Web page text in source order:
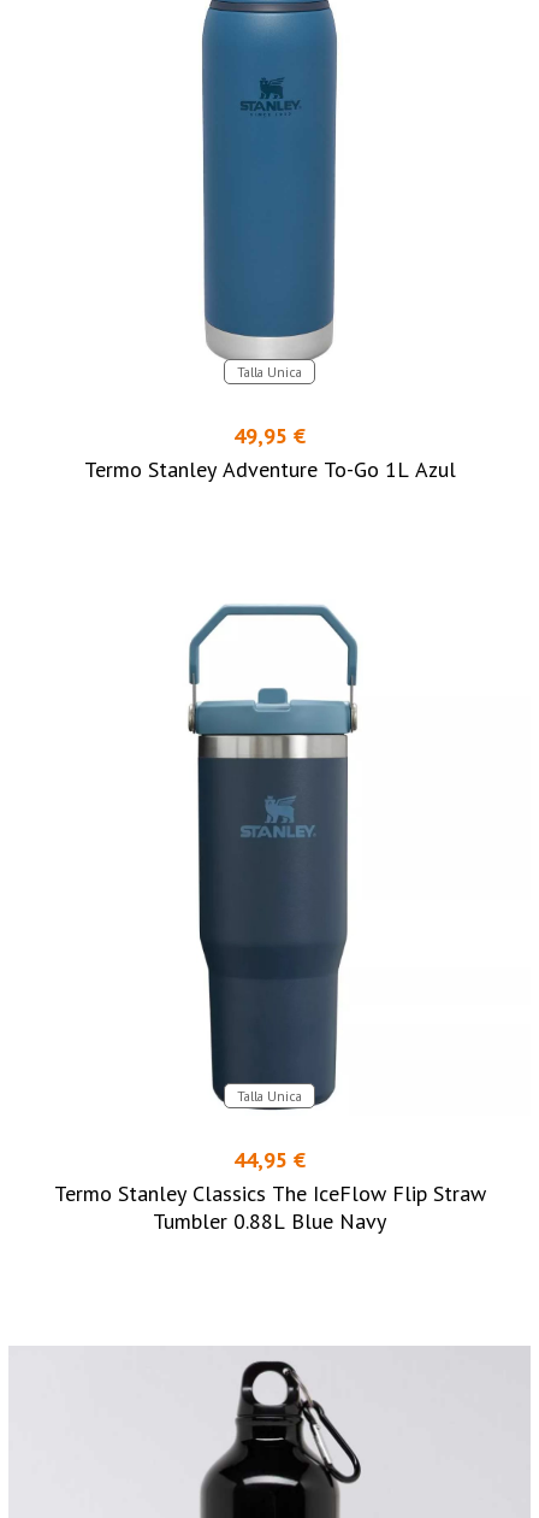
Talla Unica
49,95 €
Termo Stanley Adventure To-Go 1L Azul
Talla Unica
44,95 €
Termo Stanley Classics The IceFlow Flip Straw
Tumbler 0.88L Blue Navy